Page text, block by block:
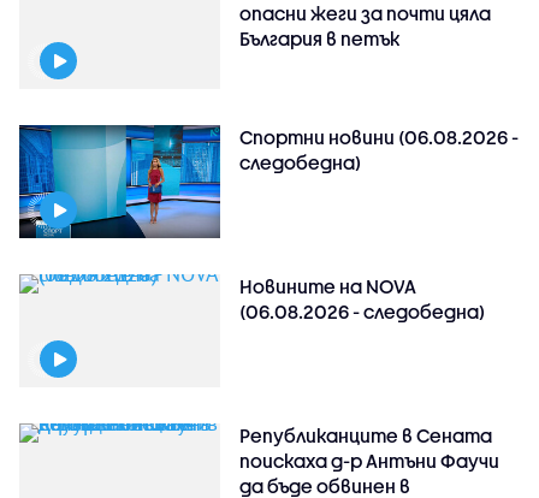
опасни жеги за почти цяла
България в петък
Спортни новини (06.08.2026 -
следобедна)
Новините на NOVA
(06.08.2026 - следобедна)
Републиканците в Сената
поискаха д-р Антъни Фаучи
да бъде обвинен в